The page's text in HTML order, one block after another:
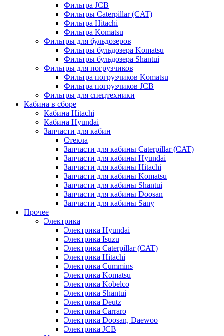
Фильтра JCB
Фильтры Caterpillar (CAT)
Фильтра Hitachi
Фильтра Komatsu
Фильтры для бульдозеров
Фильтры бульдозера Komatsu
Фильтры бульдозера Shantui
Фильтры для погрузчиков
Фильтра погрузчиков Komatsu
Фильтра погрузчиков JCB
Фильтры для спецтехники
Кабина в сборе
Кабина Hitachi
Кабина Hyundai
Запчасти для кабин
Стекла
Запчасти для кабины Caterpillar (CAT)
Запчасти для кабины Hyundai
Запчасти для кабины Hitachi
Запчасти для кабины Komatsu
Запчасти для кабины Shantui
Запчасти для кабины Doosan
Запчасти для кабины Sany
Прочее
Электрика
Электрика Hyundai
Электрика Isuzu
Электрика Caterpillar (CAT)
Электрика Hitachi
Электрика Cummins
Электрика Komatsu
Электрика Kobelco
Электрика Shantui
Электрика Deutz
Электрика Carraro
Электрика Doosan, Daewoo
Электрика JCB